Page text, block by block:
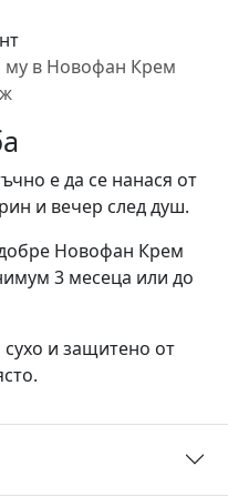
му в Новофан Крем
е да се нанася от
и вечер след душ.
Новофан Крем
3 месеца или до
и защитено от